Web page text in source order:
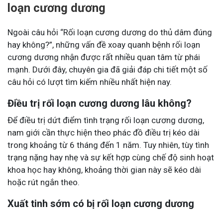
loạn cương dương
Ngoài câu hỏi “Rối loạn cương dương do thủ dâm đúng
hay không?”, những vấn đề xoay quanh bệnh rối loạn
cương dương nhận được rất nhiều quan tâm từ phái
mạnh. Dưới đây, chuyên gia đã giải đáp chi tiết một số
câu hỏi có lượt tìm kiếm nhiều nhất hiện nay.
Điều trị rối loạn cương dương lâu không?
Để điều trị dứt điểm tình trạng rối loạn cương dương,
nam giới cần thực hiện theo phác đồ điều trị kéo dài
trong khoảng từ 6 tháng đến 1 năm. Tuy nhiên, tùy tình
trạng nặng hay nhẹ và sự kết hợp cùng chế độ sinh hoạt
khoa học hay không, khoảng thời gian này sẽ kéo dài
hoặc rút ngắn theo.
Xuất tinh sớm có bị rối loạn cương dương